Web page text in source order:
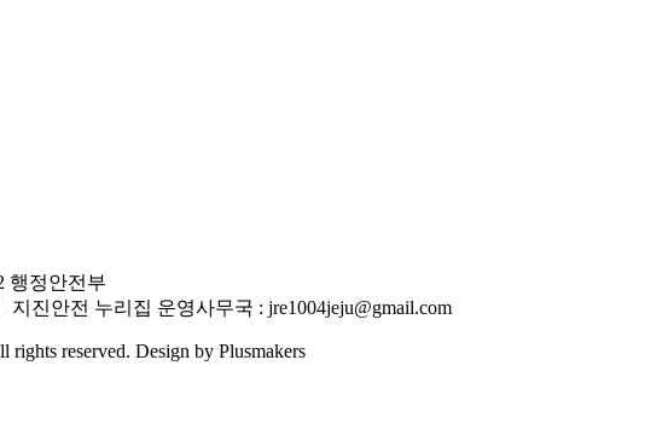
행정안전부
지진안전 누리집 운영사무국 : jre1004jeju@gmail.com
reserved. Design by Plusmakers